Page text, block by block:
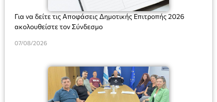
Για να δείτε τις Αποφάσεις Δημοτικής Επιτροπής 2026
ακολουθείστε τον Σύνδεσμο
07/08/2026